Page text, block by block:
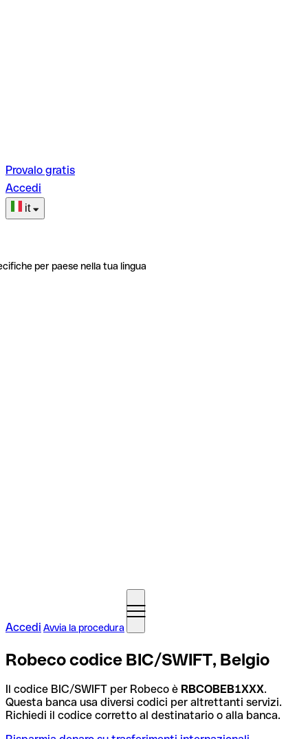
Provalo gratis
Accedi
it
per paese nella tua lingua
Accedi Avvia la procedura
Robeco codice BIC/SWIFT, Belgio
Il codice BIC/SWIFT per Robeco è RBCOBEB1XXX.
Questa banca usa diversi codici per altrettanti servizi.
Richiedi il codice corretto al destinatario o alla banca.